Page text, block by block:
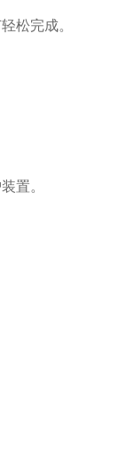
松完成。
置。